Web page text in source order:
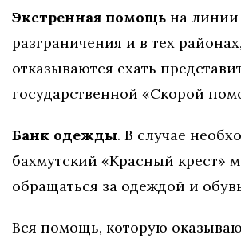
Экстренная помощь на линии
разграничения и в тех
отказываются ехать
государственной «Скорой
Банк одежды. В случае
бахмутский «Красный крест»
обращаться за одеждой и
Вся помощь, которую